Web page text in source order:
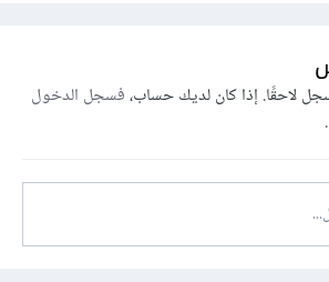
لاحقًا. إذا كان لديك حساب،فسجل الدخول